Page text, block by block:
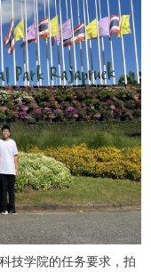
技学院的任务要求，拍